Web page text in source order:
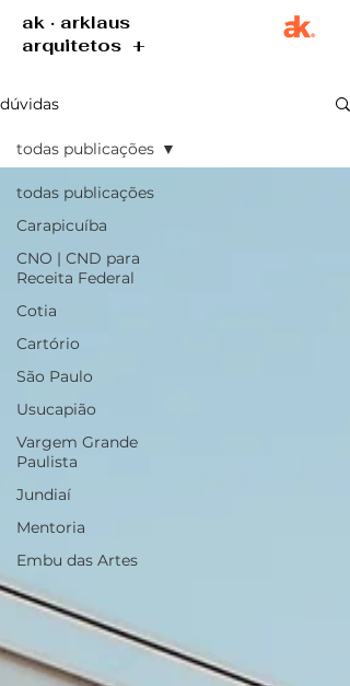
ak · arklaus
arquitetos +
dúvidas
todas publicações
Carapicuíba
CNO | CND para
Receita Federal
Cotia
Cartório
São Paulo
Usucapião
Vargem Grande
Paulista
Jundiaí
Mentoria
Embu das Artes
todas publicações